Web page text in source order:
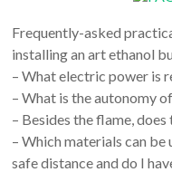
Frequently-asked
installing an art ethanol
– What electric power is
– What is the autonomy
– Besides the flame,
– Which materials can be
safe distance and do I